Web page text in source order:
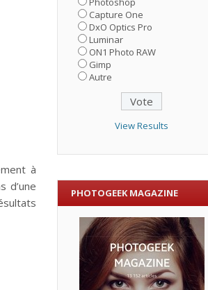
à
d’une
Capture One
DxO Optics Pro
Luminar
ON1 Photo RAW
Gimp
Autre
View Results
PHOTOGEEK MAGAZINE